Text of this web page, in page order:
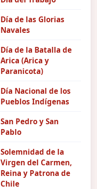
Día de las Glorias
Navales
Día de la Batalla de
Arica (Arica y
Paranicota)
Día Nacional de los
Pueblos Indígenas
San Pedro y San
Pablo
Solemnidad de la
Virgen del Carmen,
Reina y Patrona de
Chile